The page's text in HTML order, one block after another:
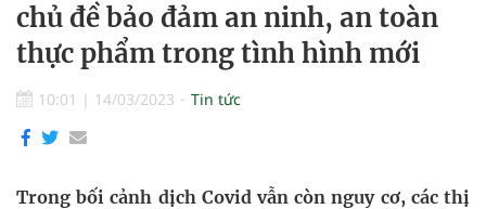
chủ đề bảo đảm an ninh, an toàn
thực phẩm trong tình hình mới
10:01 | 14/03/2023 Tin tức
Trong bối cảnh dịch Covid vẫn còn nguy cơ, các thị